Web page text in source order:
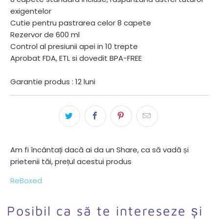
exigentelor
Cutie pentru pastrarea celor 8 capete
Rezervor de 600 ml
Control al presiunii apei in 10 trepte
Aprobat FDA, ETL si dovedit BPA-FREE
Garantie produs : 12 luni
Am fi încântați dacă ai da un Share, ca să vadă și
prietenii tăi, prețul acestui produs
ReBoxed
Posibil ca să te intereseze și